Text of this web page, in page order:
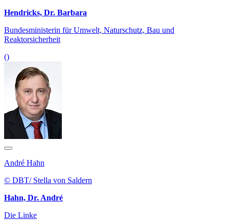
Hendricks, Dr. Barbara
Bundesministerin für Umwelt, Naturschutz, Bau und
Reaktorsicherheit
()
André Hahn
© DBT/ Stella von Saldern
Hahn, Dr. André
Die Linke